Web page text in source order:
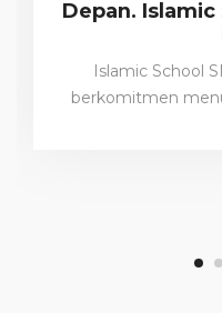
Depan. Islamic
Islamic School
berkomitmen